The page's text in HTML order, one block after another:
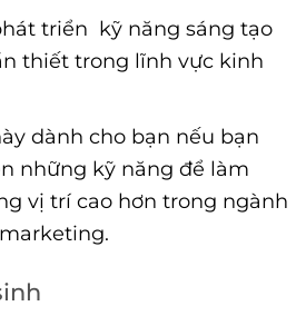
triển kỹ năng sáng tạo
thiết trong lĩnh vực kinh
dành cho bạn nếu bạn
những kỹ năng để làm
vị trí cao hơn trong ngành